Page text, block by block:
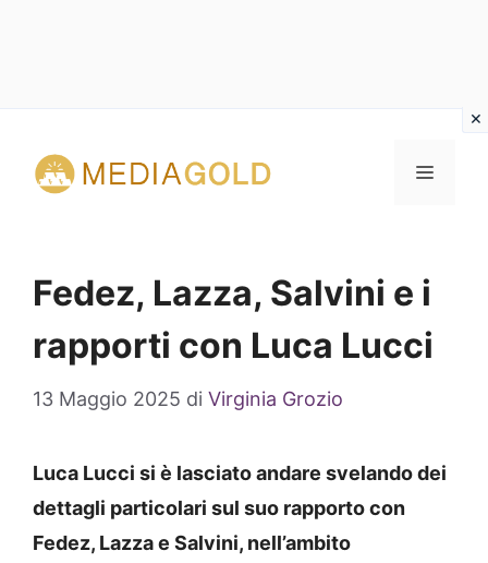
contenuto
MENU
Fedez, Lazza, Salvini e i
rapporti con Luca Lucci
13 Maggio 2025 di Virginia Grozio
Luca Lucci si è lasciato andare svelando dei
dettagli particolari sul suo rapporto con
Fedez, Lazza e Salvini, nell’ambito